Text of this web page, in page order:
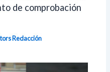
de comprobación
Redacción